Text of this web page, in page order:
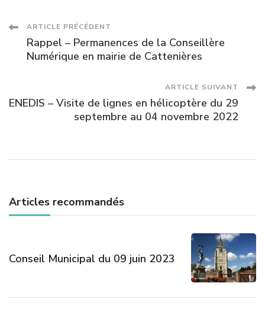
Navigation
des
articles
ARTICLE PRÉCÉDENT
Rappel – Permanences de la Conseillère
Numérique en mairie de Cattenières
ARTICLE SUIVANT
ENEDIS – Visite de lignes en hélicoptère du 29
septembre au 04 novembre 2022
Articles recommandés
Conseil Municipal du 09 juin 2023